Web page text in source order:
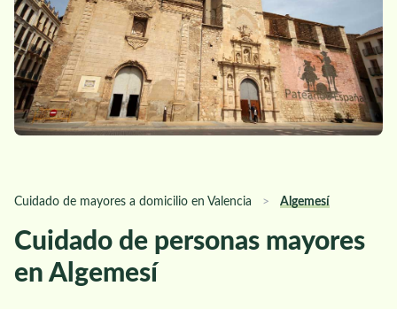
Cuidado de mayores a domicilio en Valencia > Algemesí
Cuidado de personas mayores
en Algemesí